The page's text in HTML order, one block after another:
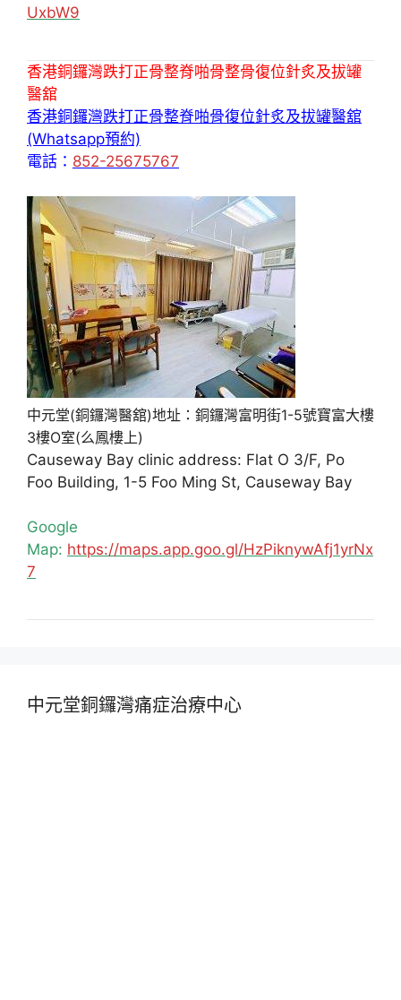
UxbW9
香港銅鑼灣跌打正骨整脊啪骨整骨復位針炙及拔罐
醫舘
香港銅鑼灣跌打正骨整脊啪骨復位針炙及拔罐醫舘
(Whatsapp預約)
電話： 852-25675767
中元堂(銅鑼灣醫舘)地址：銅鑼灣富明街1-5號寶富大樓
3樓O室(么鳳樓上)
Causeway Bay clinic address: Flat O 3/F, Po
Foo Building, 1-5 Foo Ming St, Causeway Bay
Google
Map: https://maps.app.goo.gl/HzPiknywAfj1yrNx
7
中元堂銅鑼灣痛症治療中心